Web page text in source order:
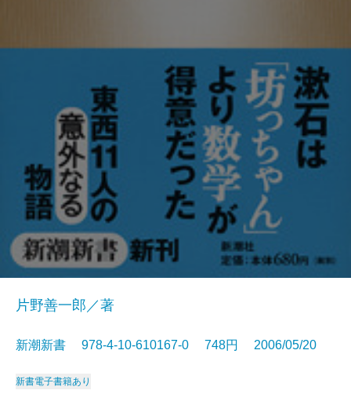
片野善一郎／著
新潮新書 978-4-10-610167-0 748円 2006/05/20
新書電子書籍あり